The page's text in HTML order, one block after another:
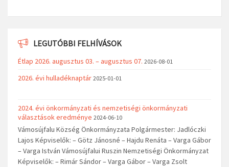
LEGUTÓBBI FELHÍVÁSOK
Étlap 2026. augusztus 03. – augusztus 07. 2026-08-01
2026. évi hulladéknaptár 2025-01-01
2024. évi önkormányzati és nemzetiségi önkormányzati
választások eredménye 2024-06-10
Vámosújfalu Község Önkormányzata Polgármester: Jadlóczki
Lajos Képviselők: – Götz Jánosné – Hajdu Renáta – Varga Gábor
– Varga István Vámosújfalui Ruszin Nemzetiségi Önkormányzat
Képviselők: – Rimár Sándor – Varga Gábor – Varga Zsolt